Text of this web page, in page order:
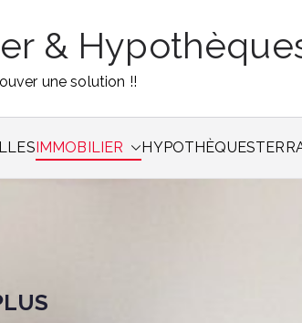
&
une solution !!
IMMOBILIER HYPOTHÈQUES